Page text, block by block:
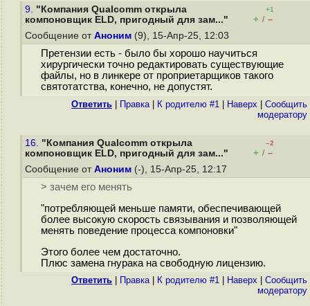
9. "Компания Qualcomm открыла
компоновщик ELD, пригодный для зам..."
+1
+ / –
Сообщение от Аноним (9), 15-Апр-25, 12:03
Претензии есть - было бы хорошо научиться
хирургически точно редактировать существующие
файлы, но в линкере от проприетарщиков такого
святотатства, конечно, не допустят.
Ответить Правка| К родителю #1 Наверх
Cообщить
модератору
16. "Компания Qualcomm открыла
компоновщик ELD, пригодный для зам..."
–2
+ / –
Сообщение от Аноним (-), 15-Апр-25, 12:17
> зачем его менять
"потребляющей меньше памяти, обеспечивающей
более высокую скорость связывания и позволяющей
менять поведение процесса компоновки"
Этого более чем достаточно.
Плюс замена гнурака на свободную лицензию.
Ответить Правка| К родителю #1 Наверх
Cообщить
модератору